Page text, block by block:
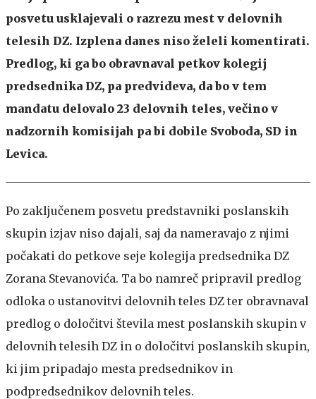
posvetu usklajevali o razrezu mest v delovnih
telesih DZ. Izplena danes niso želeli komentirati.
Predlog, ki ga bo obravnaval petkov kolegij
predsednika DZ, pa predvideva, da bo v tem
mandatu delovalo 23 delovnih teles, večino v
nadzornih komisijah pa bi dobile Svoboda, SD in
Levica.
Po zaključenem posvetu predstavniki poslanskih
skupin izjav niso dajali, saj da nameravajo z njimi
počakati do petkove seje kolegija predsednika DZ
Zorana Stevanovića. Ta bo namreč pripravil predlog
odloka o ustanovitvi delovnih teles DZ ter obravnaval
predlog o določitvi števila mest poslanskih skupin v
delovnih telesih DZ in o določitvi poslanskih skupin,
ki jim pripadajo mesta predsednikov in
podpredsednikov delovnih teles.